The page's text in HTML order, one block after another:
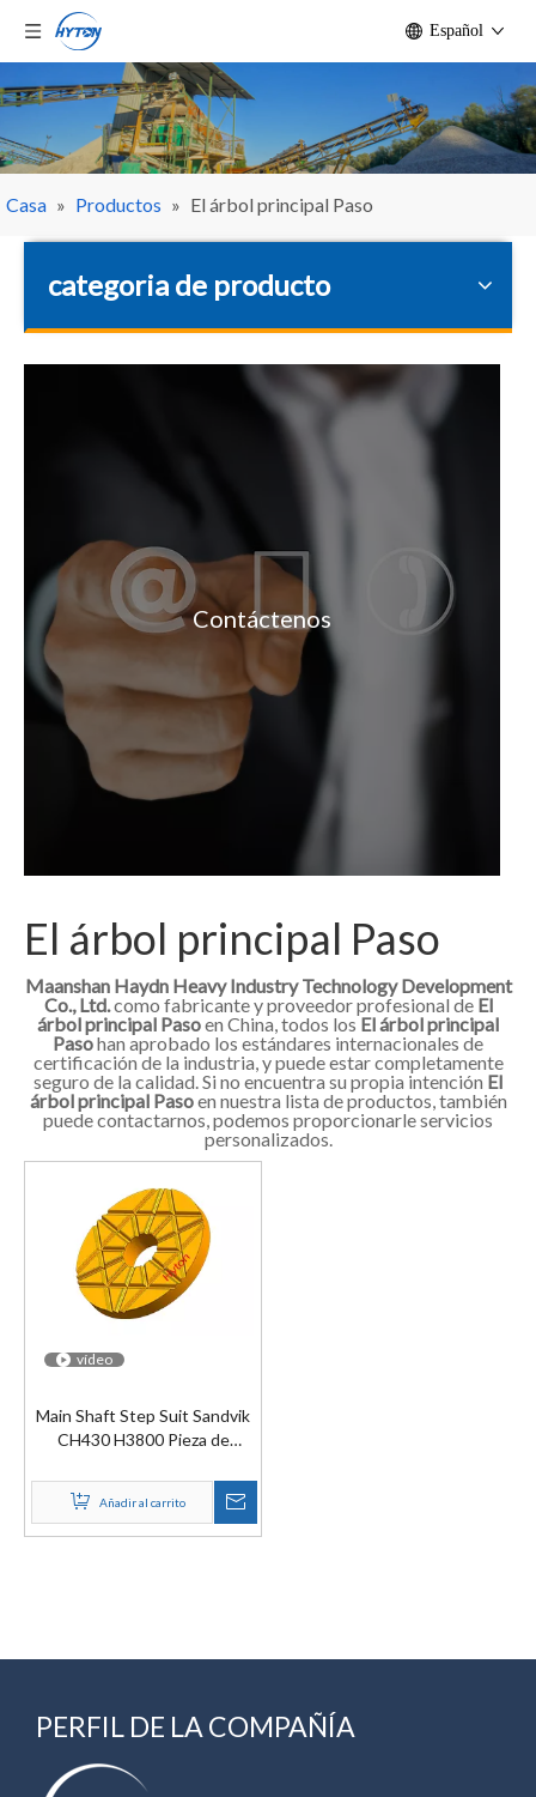
Español
Casa » Productos » El árbol principal Paso
categoria de producto
Contáctenos
El árbol principal Paso
Maanshan Haydn Heavy Industry Technology Development
Co., Ltd.como fabricante y proveedor profesional de El
árbol principal Pasoen China, todos losEl árbol principal
Pasohan aprobado los estándares internacionales de
certificación de la industria, y puede estar completamente
seguro de la calidad. Si no encuentra su propia intención El
árbol principal Pasoen nuestra lista de productos, también
puede contactarnos, podemos proporcionarle servicios
personalizados.
vídeo
Main Shaft Step Suit Sandvik
CH430 H3800 Pieza de
cono a la venta
Añadir al carrito
PERFIL DE LA COMPAÑÍA